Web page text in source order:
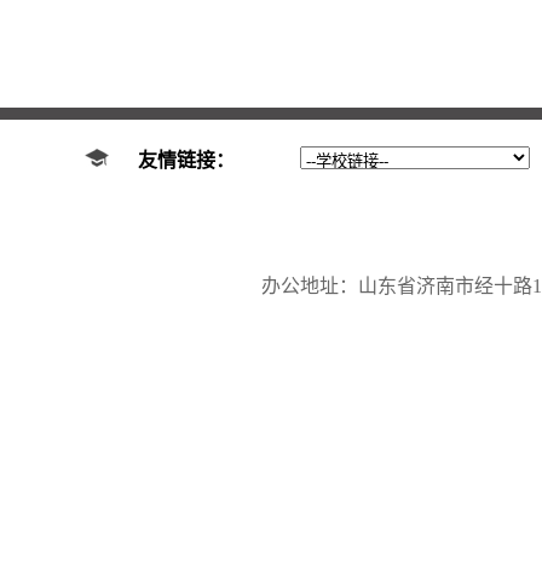
友情链接：
办公地址：山东省济南市经十路